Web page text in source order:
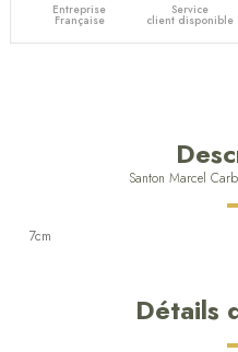
Entreprise
Française
Service
client disponible
Santon Marcel
7cm
Détails